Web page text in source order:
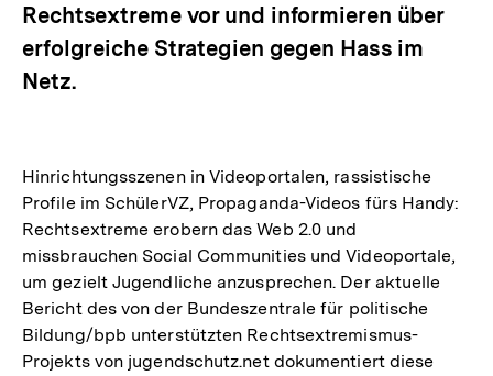
Rechtsextreme vor und informieren über
erfolgreiche Strategien gegen Hass im
Netz.
Hinrichtungsszenen in Videoportalen, rassistische
Profile im SchülerVZ, Propaganda-Videos fürs Handy:
Rechtsextreme erobern das Web 2.0 und
missbrauchen Social Communities und Videoportale,
um gezielt Jugendliche anzusprechen. Der aktuelle
Bericht des von der Bundeszentrale für politische
Bildung/bpb unterstützten Rechtsextremismus-
Projekts von jugendschutz.net dokumentiert diese